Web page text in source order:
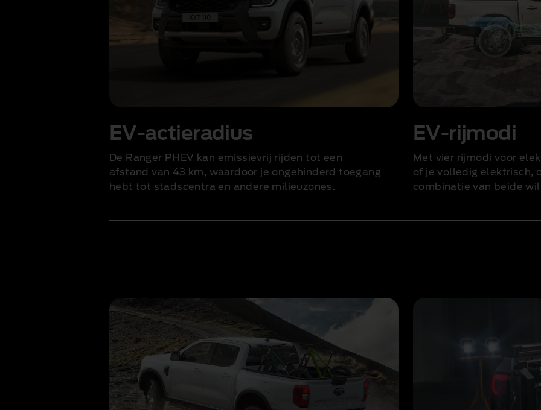
EV-actieradius
De Ranger PHEV kan emissievrij rijden tot een
afstand van 43 km, waardoor je ongehinderd toegang
hebt tot stadscentra en andere milieuzones.
EV-rijmodi
Met vier rijmodi voor
of je volledig elektrisch,
combinatie van beide